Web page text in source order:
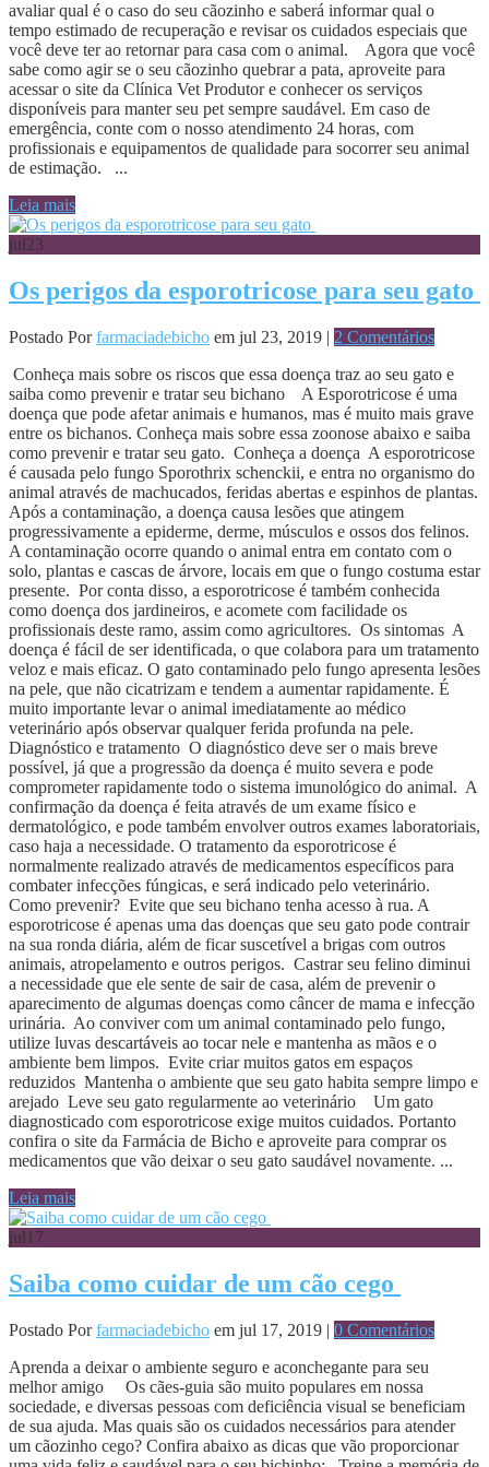
avaliar qual é o caso do seu cãozinho e saberá informar qual o
tempo estimado de recuperação e revisar os cuidados especiais que
você deve ter ao retornar para casa com o animal. Agora que você
sabe como agir se o seu cãozinho quebrar a pata, aproveite para
acessar o site da Clínica Vet Produtor e conhecer os serviços
disponíveis para manter seu pet sempre saudável. Em caso de
emergência, conte com o nosso atendimento 24 horas, com
profissionais e equipamentos de qualidade para socorrer seu animal
de estimação. ...
Leia mais
jul23
Os perigos da esporotricose para seu gato
Postado Porfarmaciadebicho em jul 23, 2019 | 2 Comentários
Conheça mais sobre os riscos que essa doença traz ao seu gato e
saiba como prevenir e tratar seu bichano A Esporotricose é uma
doença que pode afetar animais e humanos, mas é muito mais grave
entre os bichanos. Conheça mais sobre essa zoonose abaixo e saiba
como prevenir e tratar seu gato. Conheça a doença A esporotricose
é causada pelo fungo Sporothrix schenckii, e entra no organismo do
animal através de machucados, feridas abertas e espinhos de plantas.
Após a contaminação, a doença causa lesões que atingem
progressivamente a epiderme, derme, músculos e ossos dos felinos.
A contaminação ocorre quando o animal entra em contato com o
solo, plantas e cascas de árvore, locais em que o fungo costuma estar
presente. Por conta disso, a esporotricose é também conhecida
como doença dos jardineiros, e acomete com facilidade os
profissionais deste ramo, assim como agricultores. Os sintomas A
doença é fácil de ser identificada, o que colabora para um tratamento
veloz e mais eficaz. O gato contaminado pelo fungo apresenta lesões
na pele, que não cicatrizam e tendem a aumentar rapidamente. É
muito importante levar o animal imediatamente ao médico
veterinário após observar qualquer ferida profunda na pele.
Diagnóstico e tratamento O diagnóstico deve ser o mais breve
possível, já que a progressão da doença é muito severa e pode
comprometer rapidamente todo o sistema imunológico do animal. A
confirmação da doença é feita através de um exame físico e
dermatológico, e pode também envolver outros exames laboratoriais,
caso haja a necessidade. O tratamento da esporotricose é
normalmente realizado através de medicamentos específicos para
combater infecções fúngicas, e será indicado pelo veterinário.
Como prevenir? Evite que seu bichano tenha acesso à rua. A
esporotricose é apenas uma das doenças que seu gato pode contrair
na sua ronda diária, além de ficar suscetível a brigas com outros
animais, atropelamento e outros perigos. Castrar seu felino diminui
a necessidade que ele sente de sair de casa, além de prevenir o
aparecimento de algumas doenças como câncer de mama e infecção
urinária. Ao conviver com um animal contaminado pelo fungo,
utilize luvas descartáveis ao tocar nele e mantenha as mãos e o
ambiente bem limpos. Evite criar muitos gatos em espaços
reduzidos Mantenha o ambiente que seu gato habita sempre limpo e
arejado Leve seu gato regularmente ao veterinário Um gato
diagnosticado com esporotricose exige muitos cuidados. Portanto
confira o site da Farmácia de Bicho e aproveite para comprar os
medicamentos que vão deixar o seu gato saudável novamente. ...
Leia mais
jul17
Saiba como cuidar de um cão cego
Postado Porfarmaciadebicho em jul 17, 2019 | 0 Comentários
Aprenda a deixar o ambiente seguro e aconchegante para seu
melhor amigo Os cães-guia são muito populares em nossa
sociedade, e diversas pessoas com deficiência visual se beneficiam
de sua ajuda. Mas quais são os cuidados necessários para atender
um cãozinho cego? Confira abaixo as dicas que vão proporcionar